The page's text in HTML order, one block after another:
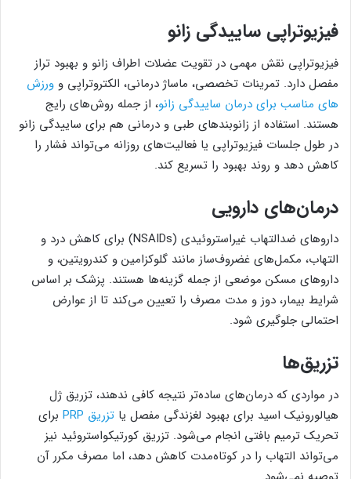
فیزیوتراپی ساییدگی زانو
فیزیوتراپی نقش مهمی در تقویت عضلات اطراف زانو و بهبود تراز
مفصل دارد. تمرینات تخصصی، ماساژ درمانی، الکتروتراپی و ورزش
های مناسب برای درمان ساییدگی زانو، از جمله روش‌های رایج
هستند. استفاده از زانوبندهای طبی و درمانی هم برای ساییدگی زانو
در طول جلسات فیزیوتراپی یا فعالیت‌های روزانه می‌تواند فشار را
کاهش دهد و روند بهبود را تسریع کند.
درمان‌های دارویی
داروهای ضدالتهاب غیراستروئیدی (NSAIDs) برای کاهش درد و
التهاب، مکمل‌های غضروف‌ساز مانند گلوکزامین و کندرویتین، و
داروهای مسکن موضعی از جمله گزینه‌ها هستند. پزشک بر اساس
شرایط بیمار، دوز و مدت مصرف را تعیین می‌کند تا از عوارض
احتمالی جلوگیری شود.
تزریق‌ها
در مواردی که درمان‌های ساده‌تر نتیجه کافی ندهند، تزریق ژل
هیالورونیک اسید برای بهبود لغزندگی مفصل یا تزریق PRP
برای
تحریک ترمیم بافتی انجام می‌شود. تزریق کورتیکواستروئید نیز
می‌تواند التهاب را در کوتاه‌مدت کاهش دهد، اما مصرف مکرر آن